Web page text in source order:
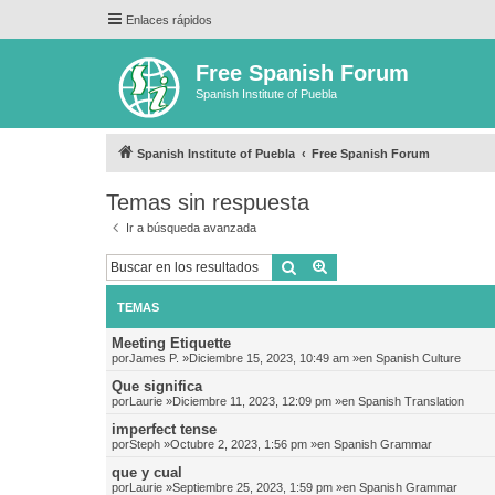
Enlaces rápidos
Free Spanish Forum
Spanish Institute of Puebla
Spanish Institute of Puebla Free Spanish Forum
Temas sin respuesta
Ir a búsqueda avanzada
Buscar
TEMAS
Meeting Etiquette
porJames P. »Diciembre 15, 2023, 10:49 am »en Spanish Culture
Que significa
porLaurie »Diciembre 11, 2023, 12:09 pm »en Spanish Translation
imperfect tense
porSteph »Octubre 2, 2023, 1:56 pm »en Spanish Grammar
que y cual
porLaurie »Septiembre 25, 2023, 1:59 pm »en Spanish Grammar